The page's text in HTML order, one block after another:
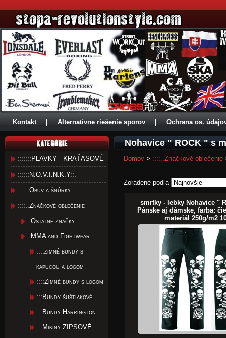
Kontakt Alternatívne riešenie sporov Ochrana os.
:::::::PLAVKY - KRAŤASOVÉ
::::::N.O.V.I.N.K.Y::.
::::::Obuv a šnúrky
::::..Značkové oblečenie
::Ostatné značky
..MMA and Fightwear
::::zimné bundy s
kapucou a logom
::::Zimné bundy s logom
:::Bundy šuštiakové
:::Bundy Harrington
:::Mikiny ZIPSOVÉ
Nohavice " ROCK " s
Domov > ::::..Značkové oblečenie
Zoradené podľa
smrtky - lebky Nohavice "
Pánske aj dámske, farba:
materiál 250g/m2